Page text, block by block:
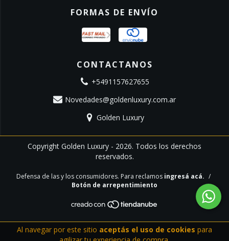
Al navegar por este sitio aceptás el uso de cookies para
FORMAS DE ENVÍO
CONTACTANOS
+5491157627655
Novedades@goldenluxury.com.ar
Golden Luxury
Copyright Golden Luxury - 2026. Todos los derechos
reservados.
Defensa de las y los consumidores. Para reclamos ingresá acá. /
Botón de arrepentimiento